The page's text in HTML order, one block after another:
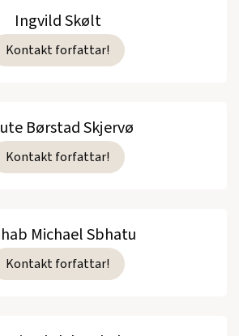
Ingvild Skølt
Kontakt forfattar!
Børstad Skjervø
Kontakt forfattar!
Michael Sbhatu
Kontakt forfattar!